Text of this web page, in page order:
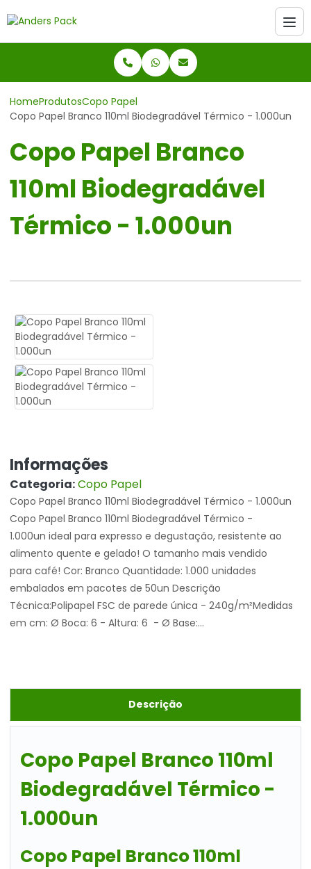
HomeProdutosCopo Papel
Copo Papel Branco 110ml Biodegradável Térmico - 1.000un
Copo Papel Branco
110ml Biodegradável
Térmico - 1.000un
Informações
Categoria:Copo Papel
Copo Papel Branco 110ml Biodegradável Térmico - 1.000un
Copo Papel Branco 110ml Biodegradável Térmico -
1.000un ideal para expresso e degustação, resistente ao
alimento quente e gelado! O tamanho mais vendido
para café! Cor: Branco Quantidade: 1.000 unidades
embalados em pacotes de 50un Descrição
Técnica:Polipapel FSC de parede única - 240g/m²Medidas
em cm: Ø Boca: 6 - Altura: 6 - Ø Base:...
Descrição
Copo Papel Branco 110ml
Biodegradável Térmico -
1.000un
Copo Papel Branco 110ml